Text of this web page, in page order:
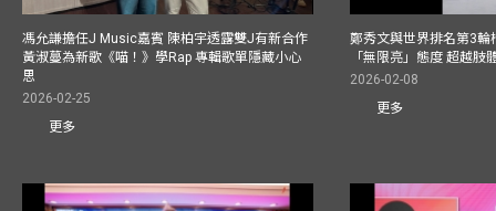
馮允謙擔任J Music嘉賓 陳柏宇透露雙J有新合作
黃淑蔓為新歌《喵！》學Rap 專輯歌單隱藏小心
思
2026-02-25
更多
鄭秀文與世界排名第3輪
「無限亮」態度 超越肢
2026-02-08
更多